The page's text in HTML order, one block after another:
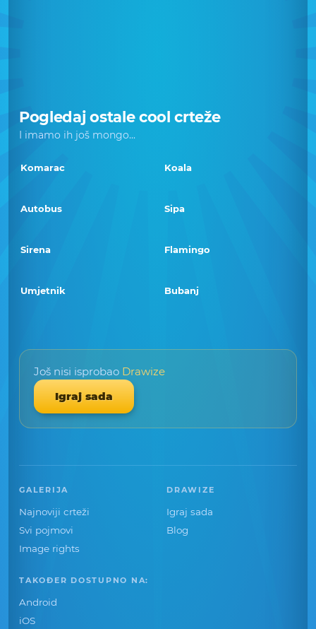
Pogledaj ostale cool crteže
I imamo ih još mongo...
Komarac Koala
Autobus Sipa
Sirena Flamingo
Umjetnik Bubanj
Još nisi isprobao Drawize
Igraj sada
GALERIJA
Najnoviji crteži
Svi pojmovi
Image rights
DRAWIZE
Igraj sada
Blog
TAKOĐER DOSTUPNO NA:
Android
iOS